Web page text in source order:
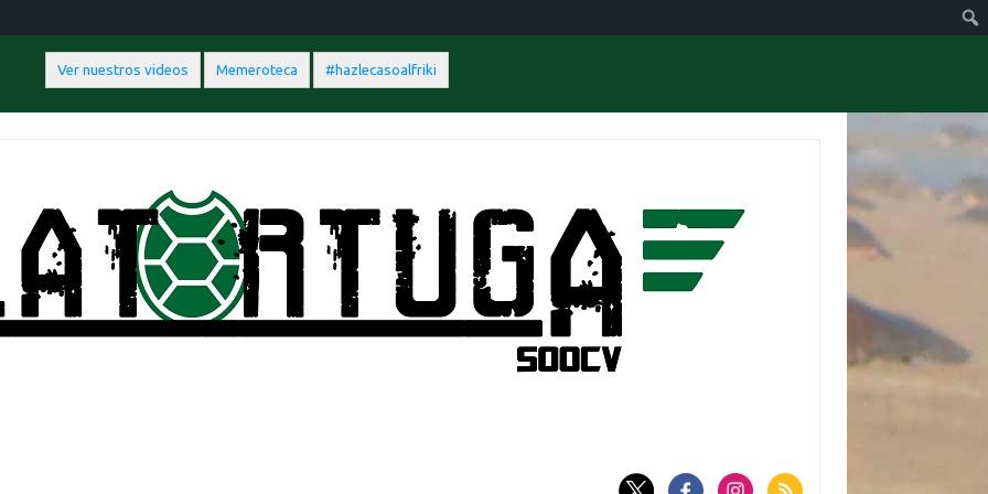
Ver nuestros videos Memeroteca #hazlecasoalfriki